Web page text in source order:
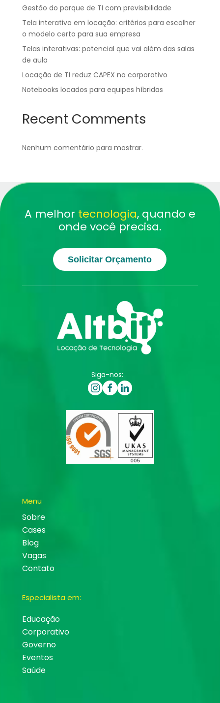
Gestão do parque de TI com previsibilidade
Tela interativa em locação: critérios para escolher
o modelo certo para sua empresa
Telas interativas: potencial que vai além das salas
de aula
Locação de TI reduz CAPEX no corporativo
Notebooks locados para equipes híbridas
Recent Comments
Nenhum comentário para mostrar.
A melhor tecnologia, quando e
onde você precisa.
Solicitar Orçamento
Siga-nos:
Menu
Sobre
Cases
Blog
Vagas
Contato
Especialista em:
Educação
Corporativo
Governo
Eventos
Saúde